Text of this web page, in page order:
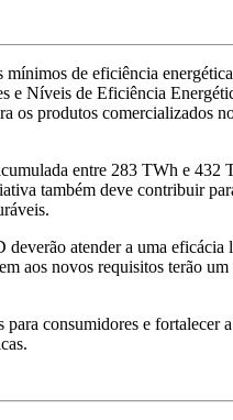
de eficiência
e Níveis de Eficiência
os produtos comercializados
entre 283 TWh e 432
também deve contribuir
atender a uma eficácia
aos novos requisitos terão
consumidores e fortalecer